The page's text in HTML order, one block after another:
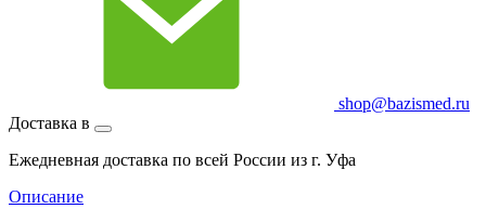
shop@bazismed.ru
Доставка в
Ежедневная доставка по всей России из г. Уфа
Описание